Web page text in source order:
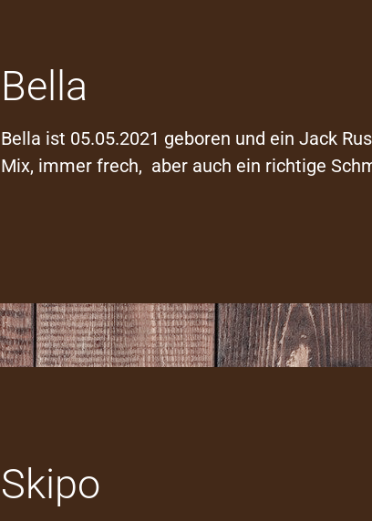
Bella
Bella ist 05.05.2021 geboren und ein Jack
Mix, immer frech, aber auch ein richtige
Skipo